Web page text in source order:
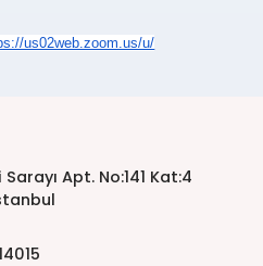
us02web.zoom.us/u/
Apt. No:141 Kat:4